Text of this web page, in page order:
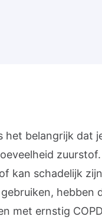
het belangrijk dat
kan schadelijk
hebben
met ernstig